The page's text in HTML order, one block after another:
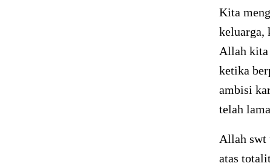
Kita
keluarga,
Allah kita
ketika
ambisi
telah
Allah swt
atas